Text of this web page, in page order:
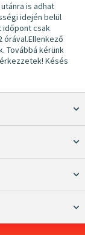
is adhat
idején belül
időpont csak
Továbbá kérünk
Késés